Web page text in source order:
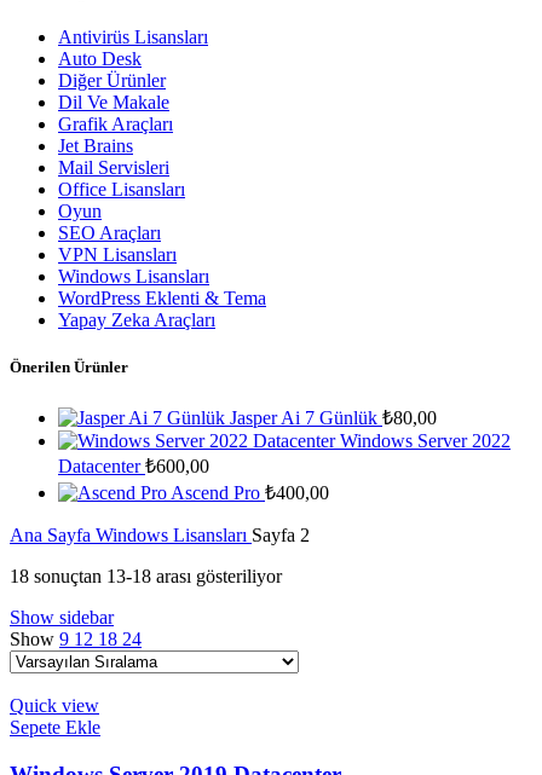
Antivirüs Lisansları
Auto Desk
Diğer Ürünler
Dil Ve Makale
Grafik Araçları
Jet Brains
Mail Servisleri
Office Lisansları
Oyun
SEO Araçları
VPN Lisansları
Windows Lisansları
WordPress Eklenti & Tema
Yapay Zeka Araçları
Önerilen Ürünler
Jasper Ai 7 Günlük ₺80,00
Windows Server 2022
Datacenter₺600,00
Ascend Pro ₺400,00
Ana Sayfa Windows Lisansları Sayfa 2
18 sonuçtan 13-18 arası gösteriliyor
Show sidebar
Show 9 12 18 24
Quick view
Sepete Ekle